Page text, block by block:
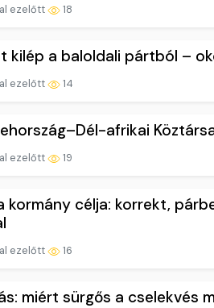
ezelőtt 18
kilép a baloldali pártból –
ezelőtt 14
afrikai
ezelőtt 19
kormány célja: korrekt,
ezelőtt 16
miért sürgős a cselekvés